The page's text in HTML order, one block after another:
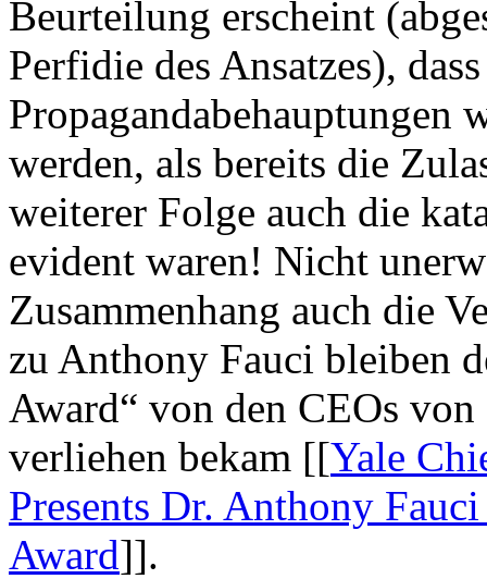
Beurteilung erscheint
Perfidie des Ansatzes),
Propagandabehauptungen
werden, als bereits die
weiterer Folge auch die
evident waren! Nicht
Zusammenhang auch die
zu Anthony Fauci bleiben
Award“ von den CEOs
verliehen bekam [[Yale
Presents Dr. Anthony
Award]].